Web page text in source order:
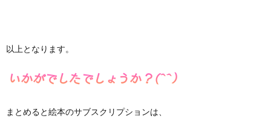
以上となります。
まとめると絵本のサブスクリプションは、